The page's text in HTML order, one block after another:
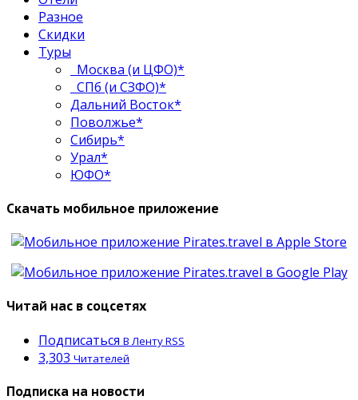
Разное
Скидки
Туры
Москва (и ЦФО)*
СПб (и СЗФО)*
Дальний Восток*
Поволжье*
Сибирь*
Урал*
ЮФО*
Скачать мобильное приложение
Читай нас в соцсетях
Подписаться В Ленту RSS
3,303 Читателей
Подписка на новости